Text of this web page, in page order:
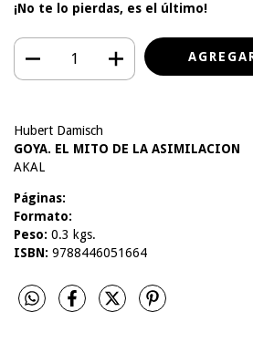
¡No te lo pierdas, es el último!
Hubert Damisch
GOYA. EL MITO DE LA ASIMILACION
AKAL
Páginas:
Formato:
Peso: 0.3 kgs.
ISBN: 9788446051664